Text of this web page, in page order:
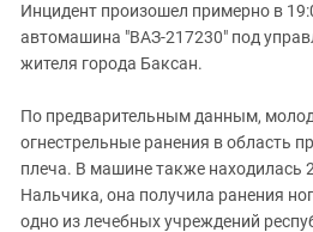
Нагорный Карабах
Российская Федерация
Северная Осетия - Алания
СКФО
Ставропольский край
Инцидент произошел примерно в
автомашина "ВАЗ-217230" под
жителя города Баксан.
По предварительным данным,
огнестрельные ранения в область
плеча. В машине также находилась
Нальчика, она получила ранения
одно из лечебных учреждений